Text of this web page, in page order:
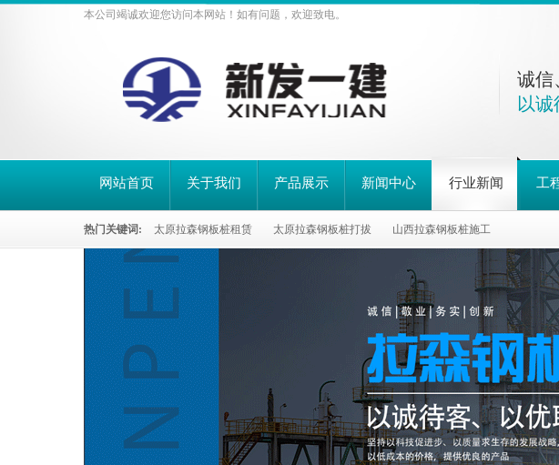
本公司竭诚欢迎您访问本网站！如有问题，欢迎致电。
诚信
以
网站首页 关于我们 产品展示 新闻中心 行业新闻 工
热门关键词: 太原拉森钢板桩租赁 太原拉森钢板桩打拔 山西拉森钢板桩施工